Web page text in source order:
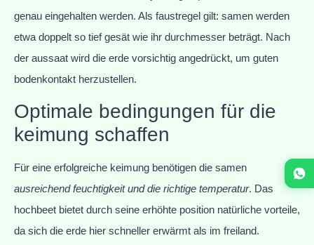
genau eingehalten werden. Als faustregel gilt: samen werden
etwa doppelt so tief gesät wie ihr durchmesser beträgt. Nach
der aussaat wird die erde vorsichtig angedrückt, um guten
bodenkontakt herzustellen.
Optimale bedingungen für die
keimung schaffen
Für eine erfolgreiche keimung benötigen die samen
ausreichend feuchtigkeit und die richtige temperatur. Das
hochbeet bietet durch seine erhöhte position natürliche vorteile,
da sich die erde hier schneller erwärmt als im freiland.